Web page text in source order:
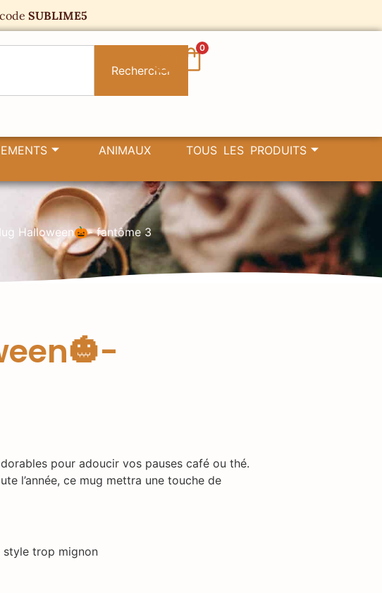
SUBLIME5
Rechercher
0
ANIMAUX
TOUS LES PRODUITS
Halloween🎃- fantôme 3
pour adoucir vos pauses café ou thé.
l’année, ce mug mettra une touche de
style trop mignon